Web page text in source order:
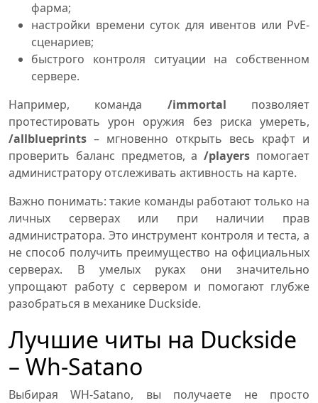
фарма;
настройки времени суток для ивентов или PvE-
сценариев;
быстрого контроля ситуации на собственном
сервере.
Например, команда /immortal позволяет
протестировать урон оружия без риска умереть,
/allblueprints – мгновенно открыть весь крафт и
проверить баланс предметов, а/players помогает
администратору отслеживать активность на карте.
Важно понимать: такие команды работают только на
личных серверах или при наличии прав
администратора. Это инструмент контроля и теста, а
не способ получить преимущество на официальных
серверах. В умелых руках они значительно
упрощают работу с сервером и помогают глубже
разобраться в механике Duckside.
Лучшие читы на Duckside
– Wh-Satano
Выбирая WH-Satano, вы получаете не просто